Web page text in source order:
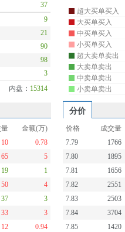
37
9
21
90
98
3
内盘： 15314
超大买单买入
大买单买入
中买单买入
小买单买入
超大卖单卖出
大卖单卖出
中卖单卖出
小卖单卖出
分价
量
金额(万)
10
0.78
65
5
19
1
50
4
37
3
33
3
12
0.94
价格 成交量
7.79
1766
7.80
1895
7.81
1656
7.82
2551
7.83
2503
7.84
3704
7.85
1420